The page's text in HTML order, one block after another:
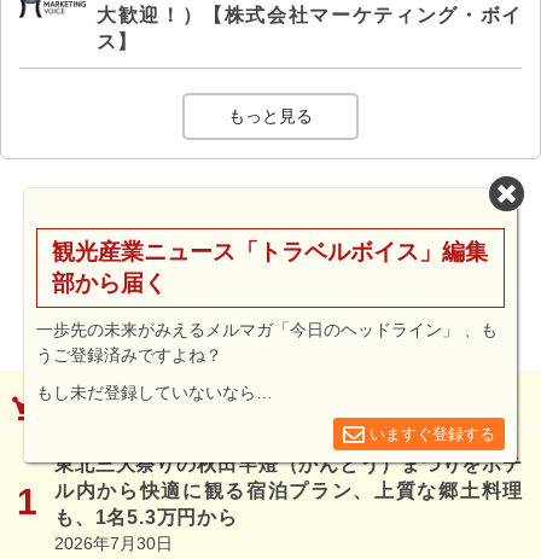
大歓迎！）【株式会社マーケティング・ボイ
ス】
もっと見る
ランキング（直近7日間）
東北三大祭りの秋田竿燈（かんとう）まつりをホテ
ル内から快適に観る宿泊プラン、上質な郷土料理
も、1名5.3万円から
2026年7月30日
観光産業ニュース「トラベルボイス」編集
部から届く
一歩先の未来がみえるメルマガ「今日のヘッドライン」 、も
うご登録済みですよね？
もし未だ登録していないなら…
いますぐ登録する